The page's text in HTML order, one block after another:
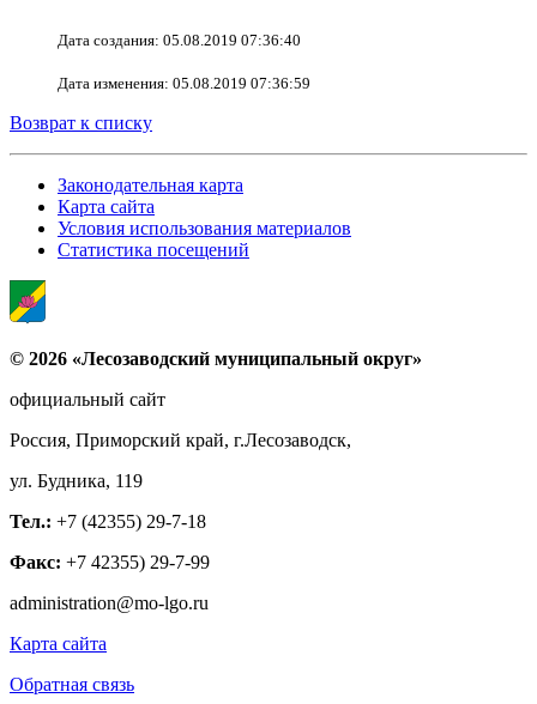
Дата создания: 05.08.2019 07:36:40
Дата изменения: 05.08.2019 07:36:59
Возврат к списку
Законодательная карта
Карта сайта
Условия использования материалов
Статистика посещений
© 2026 «Лесозаводский муниципальный округ»
официальный сайт
Россия, Приморский край, г.Лесозаводск,
ул. Будника, 119
Тел.: +7 (42355) 29-7-18
Факс: +7 42355) 29-7-99
administration@mo-lgo.ru
Карта сайта
Обратная связь